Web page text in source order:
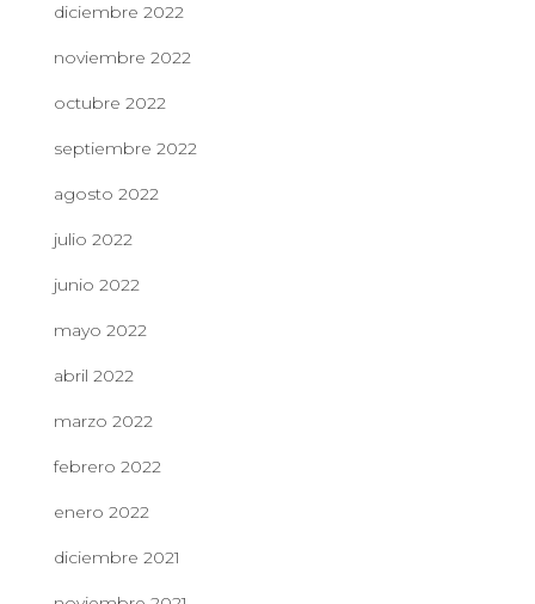
diciembre 2022
noviembre 2022
octubre 2022
septiembre 2022
agosto 2022
julio 2022
junio 2022
mayo 2022
abril 2022
marzo 2022
febrero 2022
enero 2022
diciembre 2021